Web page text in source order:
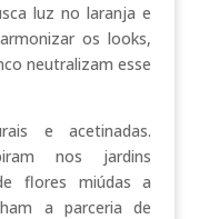
luz no laranja e
os looks,
neutralizam esse
e acetinadas.
nos jardins
flores miúdas a
a parceria de